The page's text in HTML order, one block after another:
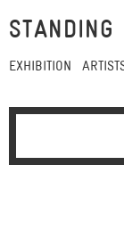
STANDING
EXHIBITION